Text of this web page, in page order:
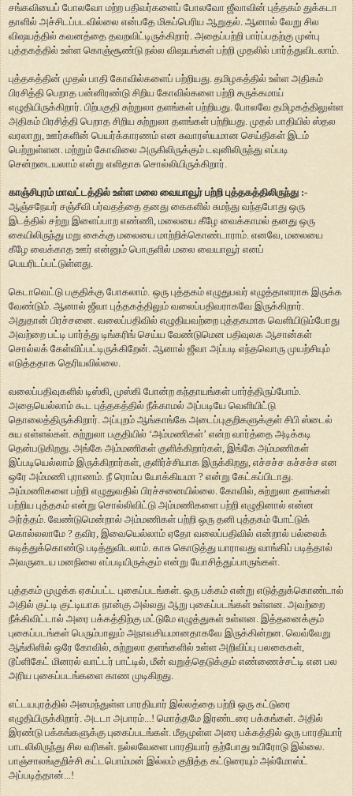
சங்கவியைப் போலவோ மற்ற பதிவர்களைப் போலவோ ஜீவாவின் புத்தகம் துக்கடா
தாளில் அச்சிடப்படவில்லை என்பதே மிகப்பெரிய ஆறுதல். ஆனால் வேறு சில
விஷயத்தில் கவனத்தை தவறவிட்டிருக்கிறார். அதைப்பற்றி பார்ப்பதற்கு முன்பு
புத்தகத்தில் உள்ள கொஞ்சூண்டு நல்ல விஷயங்கள் பற்றி முதலில் பார்த்துவிடலாம்.
புத்தகத்தின் முதல் பாதி கோவில்களைப் பற்றியது. தமிழகத்தில் உள்ள அதிகம்
பிரசித்தி பெறாத பன்னிரண்டு சிறிய கோவில்களை பற்றி சுருக்கமாய்
எழுதியிருக்கிறார். பிற்பகுதி சுற்றுலா தளங்கள் பற்றியது. போலவே தமிழகத்திலுள்ள
அதிகம் பிரசித்தி பெறாத சிறிய சுற்றுலா தளங்கள் பற்றியது. முதல் பாதியில் ஸ்தல
வரலாறு, ஊர்களின் பெயர்க்காரணம் என சுவாரஸ்யமான செய்திகள் இடம்
பெற்றுள்ளன. மற்றும் கோவிலை அருகிலிருக்கும் டவுனிலிருந்து எப்படி
சென்றடையலாம் என்று எளிதாக சொல்லியிருக்கிறார்.
காஞ்சிபுரம் மாவட்டத்தில் உள்ள மலை வையாவூர் பற்றி புத்தகத்திலிருந்து :-
ஆஞ்சநேயர் சஞ்சீவி பர்வதத்தை தனது கைகளில் சுமந்து வந்தபோது ஒரு
இடத்தில் சற்று இளைப்பாற எண்ணி, மலையை கீழே வைக்காமல் தனது ஒரு
கையிலிருந்து மறு கைக்கு மலையை மாற்றிக்கொண்டாராம். எனவே, மலையை
கீழே வைக்காத ஊர் என்னும் பொருளில் மலை வையாவூர் எனப்
பெயரிடப்பட்டுள்ளது.
கெடாவெட்டு பகுதிக்கு போகலாம். ஒரு புத்தகம் எழுதுபவர் எழுத்தாளராக இருக்க
வேண்டும். ஆனால் ஜீவா புத்தகத்திலும் வலைப்பதிவராகவே இருக்கிறார்.
அதுதான் பிரச்சனை. வலைப்பதிவில் எழுதியவற்றை புத்தகமாக வெளியிடும்போது
அவற்றை பட்டி பார்த்து டிங்கரிங் செய்ய வேண்டுமென பதிவுலக ஆசான்கள்
சொல்லக் கேள்விப்பட்டிருக்கிறேன். ஆனால் ஜீவா அப்படி எந்தவொரு முயற்சியும்
எடுத்ததாக தெரியவில்லை.
வலைப்பதிவுகளில் டிஸ்கி, முஸ்கி போன்ற கந்தாயங்கள் பார்த்திருப்போம்.
அதையெல்லாம் கூட புத்தகத்தில் நீக்காமல் அப்படியே வெளியிட்டு
தொலைத்திருக்கிறார். அப்புறம் ஆங்காங்கே அடைப்புகுறிகளுக்குள் சிபி ஸ்டைல்
சுய எள்ளல்கள். சுற்றுலா பகுதியில் ‘அம்மணிகள்’ என்ற வார்த்தை அடிக்கடி
தென்படுகிறது. அங்கே அம்மணிகள் குளிக்கிறார்கள், இங்கே அம்மணிகள்
இப்படியெல்லாம் இருக்கிறார்கள், குளிர்ச்சியாக இருக்கிறது, எச்சச்ச கச்சச்ச என
ஒரே அம்மணி புராணம். நீ ரொம்ப யோக்கியமா ? என்று கேட்கப்பிடாது.
அம்மணிகளை பற்றி எழுதுவதில் பிரச்சனையில்லை. கோவில், சுற்றுலா தளங்கள்
பற்றிய புத்தகம் என்று சொல்லிவிட்டு அம்மணிகளை பற்றி எழுதினால் என்ன
அர்த்தம். வேண்டுமென்றால் அம்மணிகள் பற்றி ஒரு தனி புத்தகம் போட்டுக்
கொல்லலாமே ? தவிர, இவையெல்லாம் ஏதோ வலைப்பதிவில் என்றால் பல்லைக்
கடித்துக்கொண்டு படித்துவிடலாம். காசு கொடுத்து யாராவது வாங்கிப் படித்தால்
அவருடைய மனநிலை எப்படியிருக்கும் என்று யோசித்துப்பாருங்கள்.
புத்தகம் முழுக்க ஏகப்பட்ட புகைப்படங்கள். ஒரு பக்கம் என்று எடுத்துக்கொண்டால்
அதில் குட்டி குட்டியாக நான்கு அல்லது ஆறு புகைப்படங்கள் உள்ளன. அவற்றை
நீக்கிவிட்டால் அரை பக்கத்திற்கு மட்டுமே எழுத்துகள் உள்ளன. இத்தனைக்கும்
புகைப்படங்கள் பெரும்பாலும் அநாவசியமானதாகவே இருக்கின்றன. வெவ்வேறு
ஆங்கிளில் ஒரே கோவில், சுற்றுலா தளங்களில் உள்ள அறிவிப்பு பலகைகள்,
டூப்ளிகேட் மினரல் வாட்டர் பாட்டில், மீன் வறுத்தெடுக்கும் எண்ணைச்சட்டி என பல
அரிய புகைப்படங்களை காண முடிகிறது.
எட்டயபுரத்தில் அமைந்துள்ள பாரதியார் இல்லத்தை பற்றி ஒரு கட்டுரை
எழுதியிருக்கிறார். அடடா அபாரம்...! மொத்தமே இரண்டரை பக்கங்கள். அதில்
இரண்டு பக்கங்களுக்கு புகைப்படங்கள். மீதமுள்ள அரை பக்கத்தில் ஒரு பாரதியார்
பாடலிலிருந்து சில வரிகள். நல்லவேளை பாரதியார் தற்போது உயிரோடு இல்லை.
பாஞ்சாலங்குறிச்சி கட்டபொம்மன் இல்லம் குறித்த கட்டுரையும் அல்மோஸ்ட்
அப்படித்தான்...!